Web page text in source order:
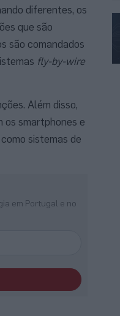
diferentes, os
que são
são comandados
fly-by-wire
Além disso,
os smartphones e
sistemas de
em Portugal e no